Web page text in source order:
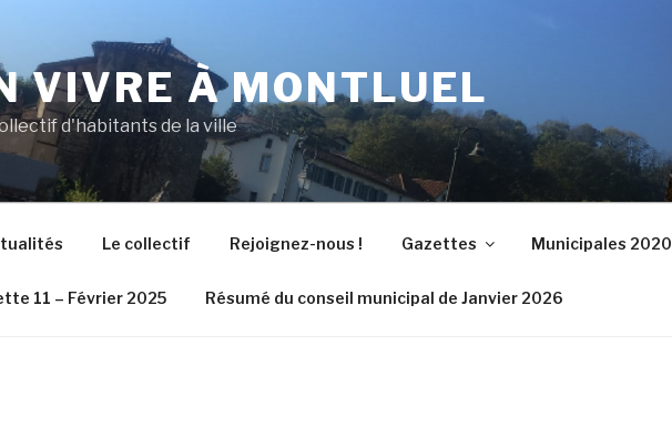
VIVRE À MONTLUEL
d'habitants de la ville
Le collectif Rejoignez-nous ! Gazettes Municipales 2020
11 – Février 2025 Résumé du conseil municipal de Janvier 2026